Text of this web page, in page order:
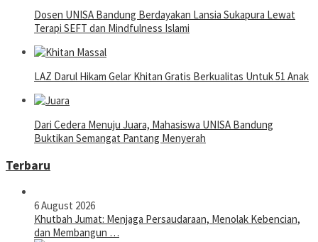
Dosen UNISA Bandung Berdayakan Lansia Sukapura Lewat
Terapi SEFT dan Mindfulness Islami
LAZ Darul Hikam Gelar Khitan Gratis Berkualitas Untuk 51 Anak
Dari Cedera Menuju Juara, Mahasiswa UNISA Bandung
Buktikan Semangat Pantang Menyerah
Terbaru
6 August 2026
Khutbah Jumat: Menjaga Persaudaraan, Menolak Kebencian,
dan Membangun …